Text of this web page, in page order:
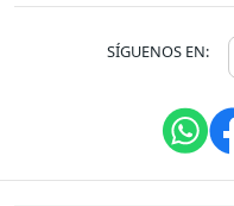
SÍGUENOS EN: